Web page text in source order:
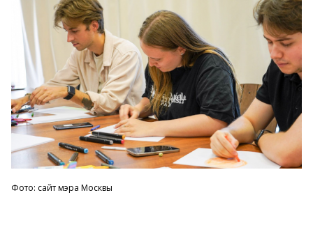
Фото: сайт мэра Москвы